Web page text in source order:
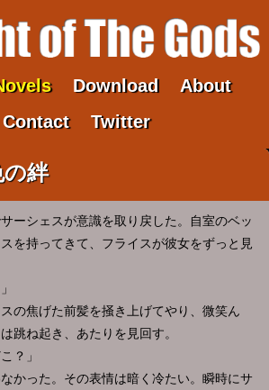
Download
About
Contact
Twitter
の絆
ーシェスが意識を取り戻した。自室のベッ
を持ってきて、フライスが彼女をずっと見
の焦げた前髪を掻き上げてやり、微笑ん
跳ね起き、あたりを見回す。
？」
かった。その表情は暗く冷たい。瞬時にサ